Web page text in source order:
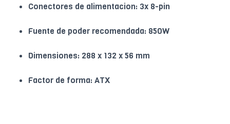
Conectores de alimentacion: 3x 8-pin
Fuente de poder recomendada: 850W
Dimensiones: 288 x 132 x 56 mm
Factor de forma: ATX